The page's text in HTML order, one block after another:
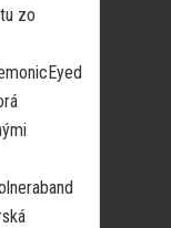
zo